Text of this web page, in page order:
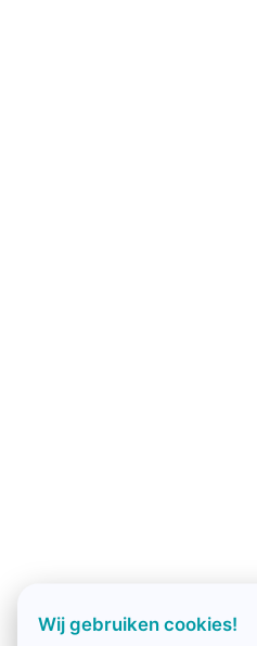
Wij gebruiken cookies!